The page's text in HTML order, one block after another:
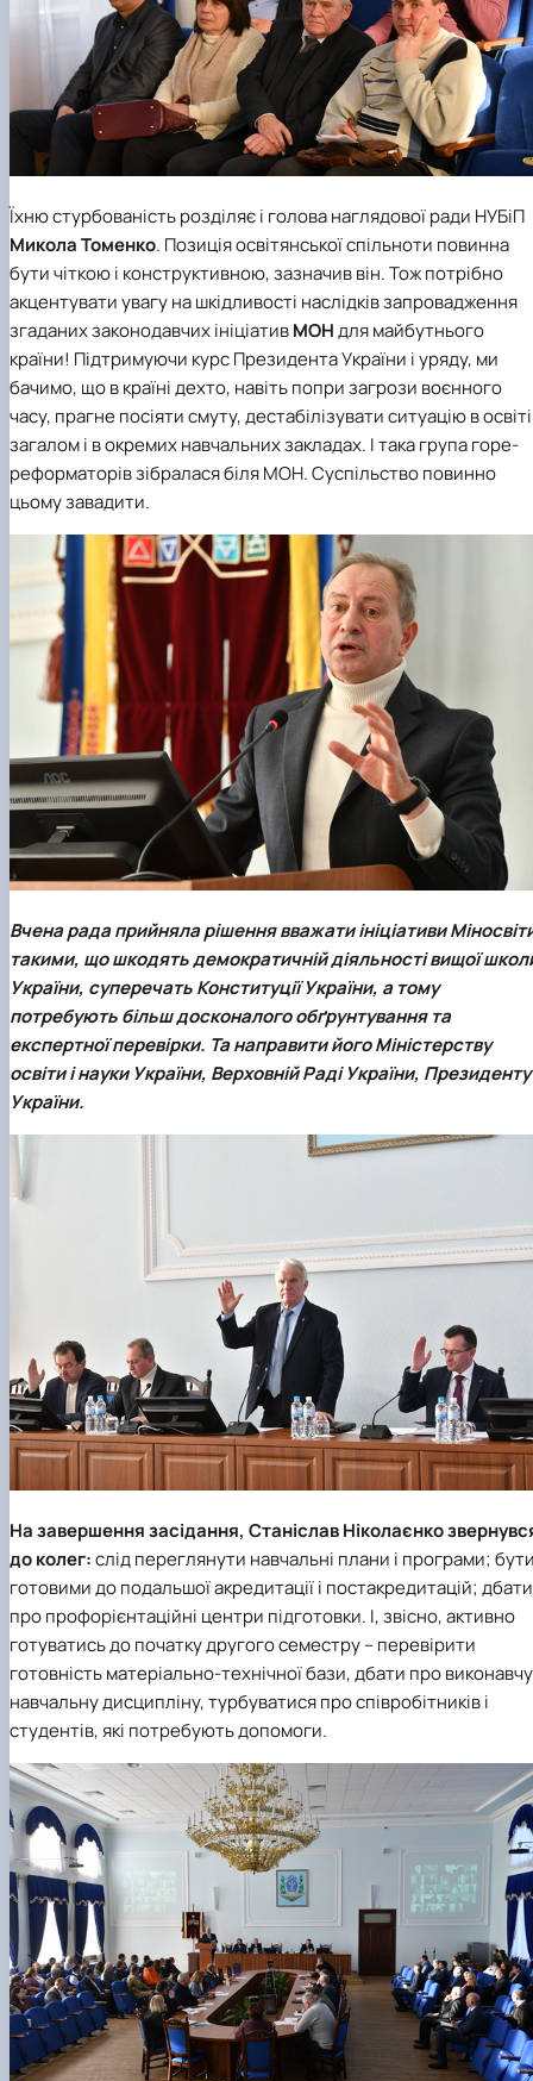
Їхню стурбованість розділяє і голованаглядової ради НУБіП
Микола Томенко. Позиція освітянської спільноти повинна
бути чіткою і конструктивною, зазначив він. Тож потрібно
акцентувати увагу на шкідливості наслідків запровадження
згаданих законодавчих ініціативМОНдля майбутнього
країни! Підтримуючи курс Президента України і уряду, ми
бачимо, що в країні дехто, навіть попри загрози воєнного
часу, прагне посіяти смуту, дестабілізувати ситуацію в освіті
загалом і в окремих навчальних закладах. І така група горе-
реформаторів зібралася біля МОН. Суспільство повинно
цьому завадити.
Вчена рада прийняла рішення вважати ініціативи
такими, що шкодять демократичній діяльності вищої
України, суперечать Конституції України, а тому
потребують більш досконалого обґрунтування та
експертної перевірки. Та направити його Міністерству
освіти і науки України, Верховній Раді України, Президенту
України.
На завершення засідання, Станіслав Ніколаєнко
до колег:слід переглянути навчальні плани і програми;
готовими до подальшої акредитації і постакредитацій; дбати
про профорієнтаційні центри підготовки. І, звісно, активно
готуватись до початку другого семестру – перевірити
готовність матеріально-технічної бази, дбати про виконавчу
навчальну дисципліну, турбуватися про співробітників і
студентів, які потребують допомоги.